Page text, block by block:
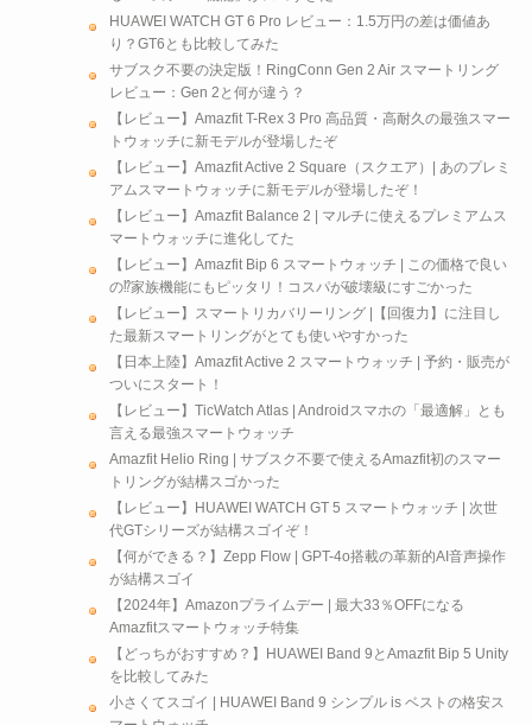
HUAWEI WATCH GT 6 Pro レビュー：1.5万円の差は価値あ
り？GT6とも比較してみた
サブスク不要の決定版！RingConn Gen 2 Air スマートリング
レビュー：Gen 2と何が違う？
【レビュー】Amazfit T-Rex 3 Pro 高品質・高耐久の最強スマー
トウォッチに新モデルが登場したぞ
【レビュー】Amazfit Active 2 Square（スクエア）| あのプレミ
アムスマートウォッチに新モデルが登場したぞ！
【レビュー】Amazfit Balance 2 | マルチに使えるプレミアムス
マートウォッチに進化してた
【レビュー】Amazfit Bip 6 スマートウォッチ | この価格で良い
の⁉家族機能にもピッタリ！コスパが破壊級にすごかった
【レビュー】スマートリカバリーリング |【回復力】に注目し
た最新スマートリングがとても使いやすかった
【日本上陸】Amazfit Active 2 スマートウォッチ | 予約・販売が
ついにスタート！
【レビュー】TicWatch Atlas | Androidスマホの「最適解」とも
言える最強スマートウォッチ
Amazfit Helio Ring | サブスク不要で使えるAmazfit初のスマー
トリングが結構スゴかった
【レビュー】HUAWEI WATCH GT 5 スマートウォッチ | 次世
代GTシリーズが結構スゴイぞ！
【何ができる？】Zepp Flow | GPT-4o搭載の革新的AI音声操作
が結構スゴイ
【2024年】Amazonプライムデー | 最大33％OFFになる
Amazfitスマートウォッチ特集
【どっちがおすすめ？】HUAWEI Band 9とAmazfit Bip 5 Unity
を比較してみた
小さくてスゴイ | HUAWEI Band 9 シンプル is ベストの格安ス